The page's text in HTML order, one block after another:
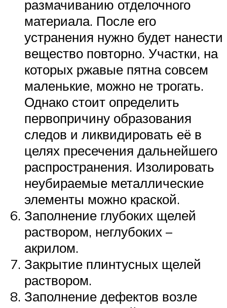
размачиванию отделочного
материала. После его
устранения нужно будет нанести
вещество повторно. Участки, на
которых ржавые пятна совсем
маленькие, можно не трогать.
Однако стоит определить
первопричину образования
следов и ликвидировать её в
целях пресечения дальнейшего
распространения. Изолировать
неубираемые металлические
элементы можно краской.
Заполнение глубоких щелей
раствором, неглубоких –
акрилом.
Закрытие плинтусных щелей
раствором.
Заполнение дефектов возле